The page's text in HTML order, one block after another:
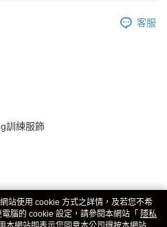
客服
訓練服飾
站使用 cookie 方式之詳情，及若您不希
腦的 cookie 設定，請參閱本網站「 隱私